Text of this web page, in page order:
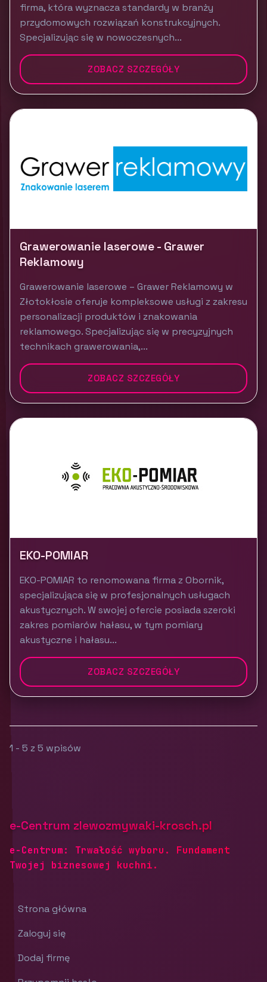
firma, która wyznacza standardy w branży
przydomowych rozwiązań konstrukcyjnych.
Specjalizując się w nowoczesnych...
ZOBACZ SZCZEGÓŁY
Grawerowanie laserowe - Grawer
Reklamowy
Grawerowanie laserowe – Grawer Reklamowy w
Złotokłosie oferuje kompleksowe usługi z zakresu
personalizacji produktów i znakowania
reklamowego. Specjalizując się w precyzyjnych
technikach grawerowania,...
ZOBACZ SZCZEGÓŁY
EKO-POMIAR
EKO-POMIAR to renomowana firma z Obornik,
specjalizująca się w profesjonalnych usługach
akustycznych. W swojej ofercie posiada szeroki
zakres pomiarów hałasu, w tym pomiary
akustyczne i hałasu...
ZOBACZ SZCZEGÓŁY
1 - 5 z 5 wpisów
e-Centrum zlewozmywaki-krosch.pl
e-Centrum: Trwałość wyboru. Fundament
Twojej biznesowej kuchni.
Strona główna
Zaloguj się
Dodaj firmę